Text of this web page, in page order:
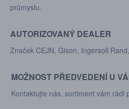
průmyslu.
AUTORIZOVANÝ DEALER
Značek CEJN, Gison, Ingersoll
MOŽNOST PŘEDVEDENÍ U
Kontaktujte nás, sortiment vám rádi